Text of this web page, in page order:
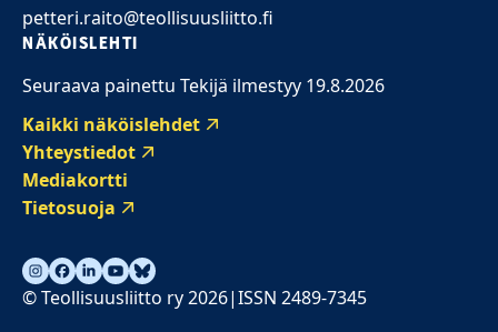
petteri.raito@teollisuusliitto.fi
NÄKÖISLEHTI
Seuraava painettu Tekijä ilmestyy 19.8.2026
Kaikki näköislehdet
Yhteystiedot
Mediakortti
Tietosuoja
© Teollisuusliitto ry 2026|ISSN 2489-7345